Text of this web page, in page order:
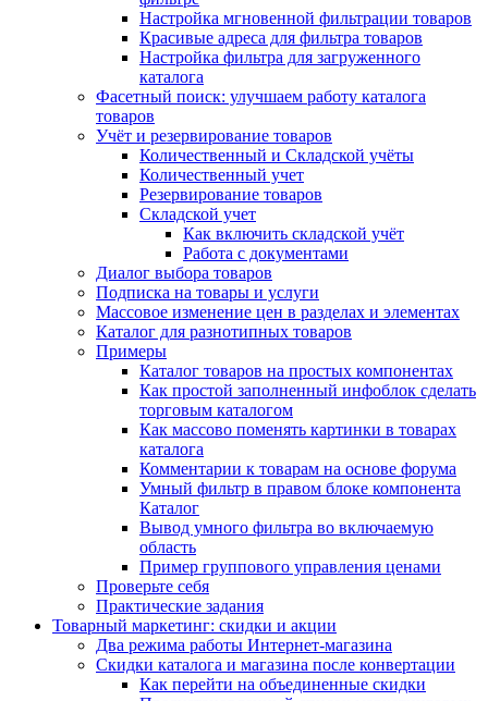
Настройка мгновенной фильтрации товаров
Красивые адреса для фильтра товаров
Настройка фильтра для загруженного
каталога
Фасетный поиск: улучшаем работу каталога
товаров
Учёт и резервирование товаров
Количественный и Складской учёты
Количественный учет
Резервирование товаров
Складской учет
Как включить складской учёт
Работа с документами
Диалог выбора товаров
Подписка на товары и услуги
Массовое изменение цен в разделах и элементах
Каталог для разнотипных товаров
Примеры
Каталог товаров на простых компонентах
Как простой заполненный инфоблок сделать
торговым каталогом
Как массово поменять картинки в товарах
каталога
Комментарии к товарам на основе форума
Умный фильтр в правом блоке компонента
Каталог
Вывод умного фильтра во включаемую
область
Пример группового управления ценами
Проверьте себя
Практические задания
Товарный маркетинг: скидки и акции
Два режима работы Интернет-магазина
Скидки каталога и магазина после конвертации
Как перейти на объединенные скидки